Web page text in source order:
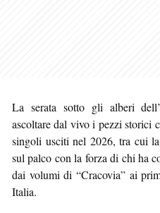
La serata sotto gli alberi
ascoltare dal vivo i pezzi storici
singoli usciti nel 2026, tra cui
sul palco con la forza di chi ha
dai volumi di “Cracovia” ai
Italia.